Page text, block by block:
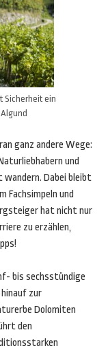
Sicherheit ein
ganz andere Wege:
und
Dabei bleibt
und
hat nicht nur
zu erzählen,
bis sechsstündige
zur
Dolomiten
den